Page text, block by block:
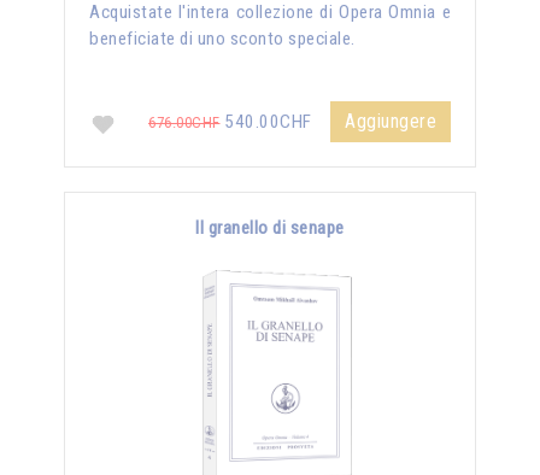
Acquistate l'intera collezione di Opera Omnia e
beneficiate di uno sconto speciale.
676.00CHF540.00CHF Aggiungere
Il granello di senape